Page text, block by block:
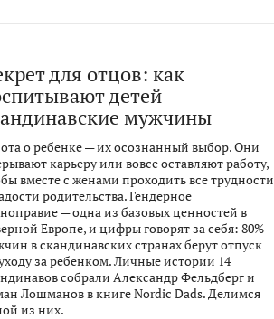
для отцов: как
детей
мужчины
о ребенке — их осознанный выбор. Они
карьеру или вовсе оставляют работу,
вместе с женами проходить все трудности
родительства. Гендерное
— одна из базовых ценностей в
Европе, и цифры говорят за себя: 80%
в скандинавских странах берут отпуск
за ребенком. Личные истории 14
собрали Александр Фельдберг и
Лошманов в книге Nordic Dads. Делимся
из них.